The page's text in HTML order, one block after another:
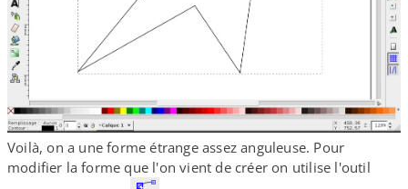
Voilà, on a une forme étrange assez anguleuse. Pour
modifier la forme que l'on vient de créer on utilise l'outil